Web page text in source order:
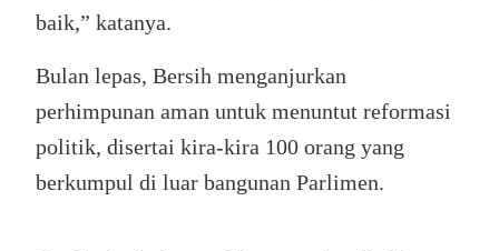
baik,” katanya.
Bulan lepas, Bersih menganjurkan
perhimpunan aman untuk menuntut reformasi
politik, disertai kira-kira 100 orang yang
berkumpul di luar bangunan Parlimen.